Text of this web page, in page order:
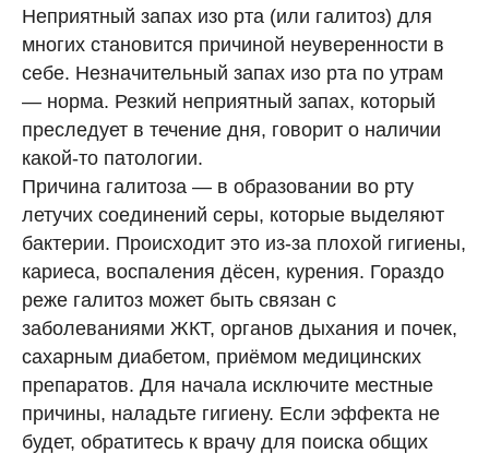
Неприятный запах изо рта (или галитоз) для
многих становится причиной неуверенности в
себе. Незначительный запах изо рта по утрам
— норма. Резкий неприятный запах, который
преследует в течение дня, говорит о наличии
какой-то патологии.
Причина галитоза — в образовании во рту
летучих соединений серы, которые выделяют
бактерии. Происходит это из-за плохой гигиены,
кариеса, воспаления дёсен, курения. Гораздо
реже галитоз может быть связан с
заболеваниями ЖКТ, органов дыхания и почек,
сахарным диабетом, приёмом медицинских
препаратов. Для начала исключите местные
причины, наладьте гигиену. Если эффекта не
будет, обратитесь к врачу для поиска общих